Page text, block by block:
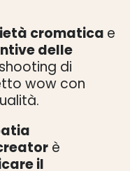
cromatica e
delle
di
wow con
è
il